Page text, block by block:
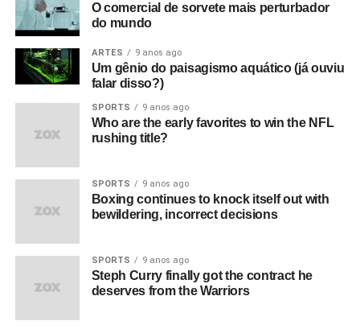
O comercial de sorvete mais perturbador
do mundo
ARTES 9 anos ago
Um gênio do paisagismo aquático (já ouviu
falar disso?)
SPORTS 9 anos ago
Who are the early favorites to win the NFL
rushing title?
SPORTS 9 anos ago
Boxing continues to knock itself out with
bewildering, incorrect decisions
SPORTS 9 anos ago
Steph Curry finally got the contract he
deserves from the Warriors